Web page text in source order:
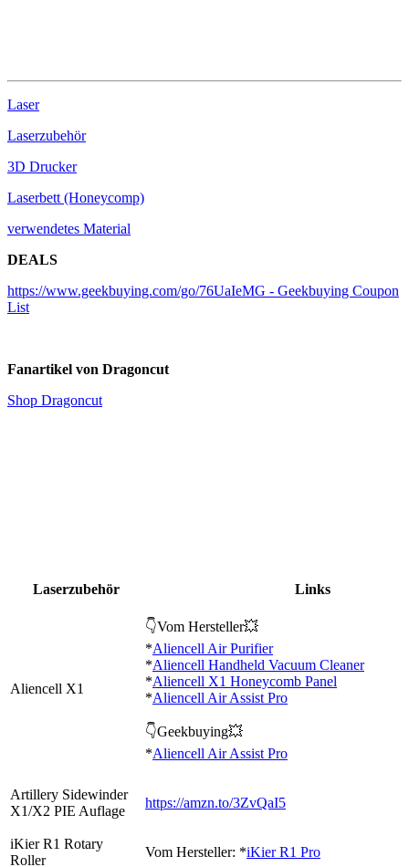
Laser
Laserzubehör
3D Drucker
Laserbett (Honeycomp)
verwendetes Material
DEALS
https://www.geekbuying.com/go/76UaIeMG - Geekbuying Coupon
List
Fanartikel von Dragoncut
Shop Dragoncut
Laserzubehör Links
Aliencell X1
👇Vom Hersteller💥
*Aliencell Air Purifier
*Aliencell Handheld Vacuum Cleaner
*Aliencell X1 Honeycomb Panel
*Aliencell Air Assist Pro
👇Geekbuying💥
*Aliencell Air Assist Pro
Artillery Sidewinder
X1/X2 PIE Auflage
https://amzn.to/3ZvQaI5
iKier R1 Rotary
Roller
Vom Hersteller: *iKier R1 Pro